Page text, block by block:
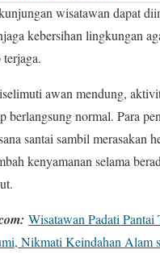
wisatawan dapat
kebersihan lingkungan
awan mendung,
berlangsung normal. Para
santai sambil merasakan
kenyamanan selama
Wisatawan Padati Pantai
Nikmati Keindahan Alam